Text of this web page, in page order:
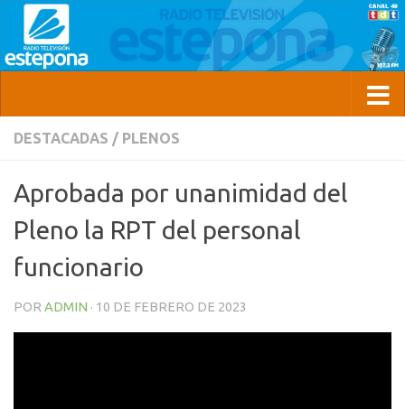
DESTACADAS / PLENOS
Aprobada por unanimidad del
Pleno la RPT del personal
funcionario
POR ADMIN · 10 DE FEBRERO DE 2023